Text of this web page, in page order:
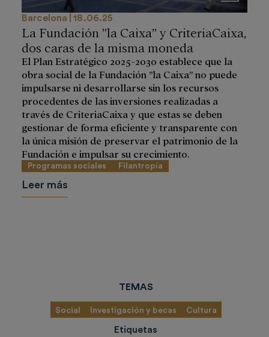
Barcelona 18.06.25
La Fundación ”la Caixa” y CriteriaCaixa,
dos caras de la misma moneda
El Plan Estratégico 2025-2030 establece que la
obra social de la Fundación ”la Caixa” no puede
impulsarse ni desarrollarse sin los recursos
procedentes de las inversiones realizadas a
través de CriteriaCaixa y que estas se deben
gestionar de forma eficiente y transparente con
la única misión de preservar el patrimonio de la
Fundación e impulsar su crecimiento.
Programas sociales Filantropía
Leer más
TEMAS
Social Investigación y becas Cultura
Etiquetas